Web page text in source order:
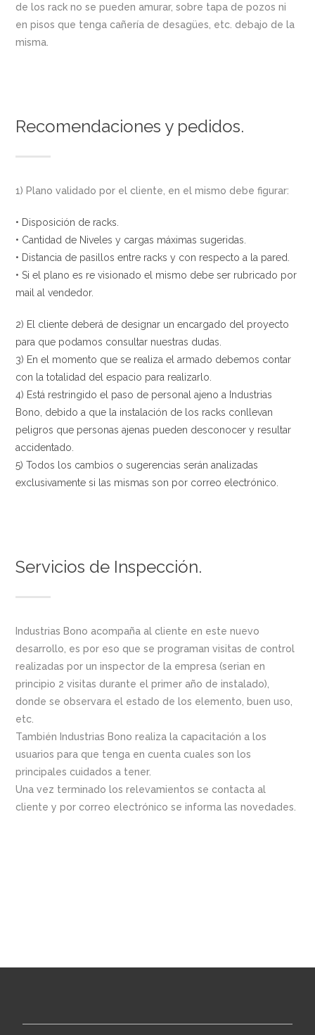
de los rack no se pueden amurar, sobre tapa de pozos ni
en pisos que tenga cañería de desagües, etc. debajo de la
misma.
Recomendaciones y pedidos.
1) Plano validado por el cliente, en el mismo debe figurar:
• Disposición de racks.
• Cantidad de Niveles y cargas máximas sugeridas.
• Distancia de pasillos entre racks y con respecto a la pared.
• Si el plano es re visionado el mismo debe ser rubricado por
mail al vendedor.
2) El cliente deberá de designar un encargado del proyecto
para que podamos consultar nuestras dudas.
3) En el momento que se realiza el armado debemos contar
con la totalidad del espacio para realizarlo.
4) Está restringido el paso de personal ajeno a Industrias
Bono, debido a que la instalación de los racks conllevan
peligros que personas ajenas pueden desconocer y resultar
accidentado.
5) Todos los cambios o sugerencias serán analizadas
exclusivamente si las mismas son por correo electrónico.
Servicios de Inspección.
Industrias Bono acompaña al cliente en este nuevo
desarrollo, es por eso que se programan visitas de control
realizadas por un inspector de la empresa (serian en
principio 2 visitas durante el primer año de instalado),
donde se observara el estado de los elemento, buen uso,
etc.
También Industrias Bono realiza la capacitación a los
usuarios para que tenga en cuenta cuales son los
principales cuidados a tener.
Una vez terminado los relevamientos se contacta al
cliente y por correo electrónico se informa las novedades.